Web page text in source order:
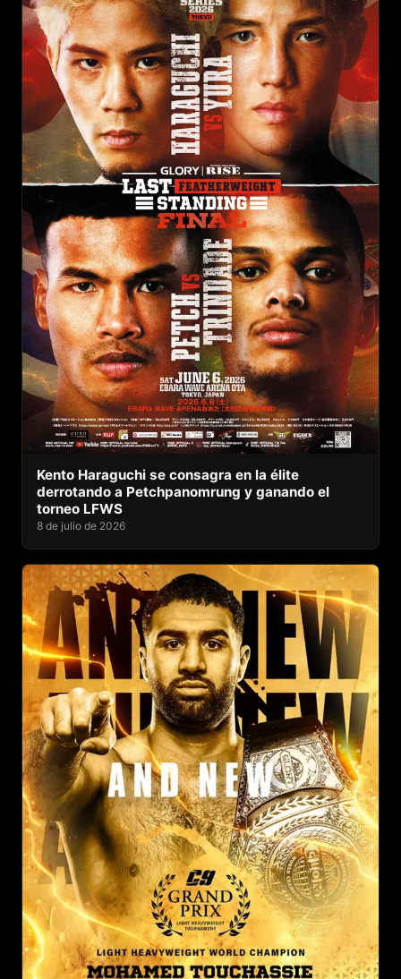
Kento Haraguchi se consagra en la élite
derrotando a Petchpanomrung y ganando el
torneo LFWS
8 de julio de 2026